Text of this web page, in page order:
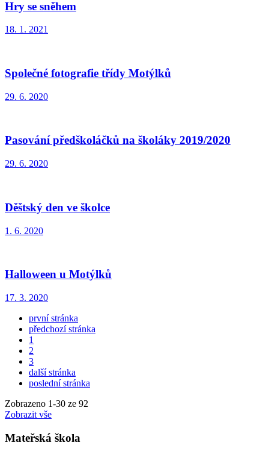
Hry se sněhem
18. 1. 2021
Společné fotografie třídy Motýlků
29. 6. 2020
Pasování předškoláčků na školáky 2019/2020
29. 6. 2020
Děštský den ve školce
1. 6. 2020
Halloween u Motýlků
17. 3. 2020
první stránka
předchozí stránka
1
2
3
další stránka
poslední stránka
Zobrazeno 1-30 ze 92
Zobrazit vše
Mateřská škola